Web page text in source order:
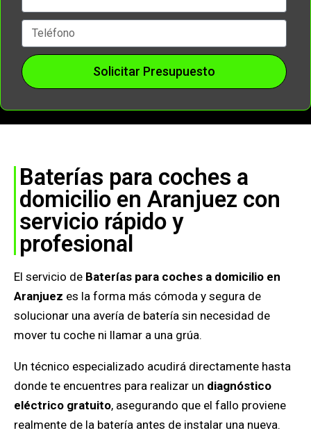
Solicitar Presupuesto
Baterías para coches a
domicilio en Aranjuez con
servicio rápido y
profesional
El servicio de Baterías para coches a domicilio en
Aranjuez es la forma más cómoda y segura de
solucionar una avería de batería sin necesidad de
mover tu coche ni llamar a una grúa.
Un técnico especializado acudirá directamente hasta
donde te encuentres para realizar un diagnóstico
eléctrico gratuito, asegurando que el fallo proviene
realmente de la batería antes de instalar una nueva.